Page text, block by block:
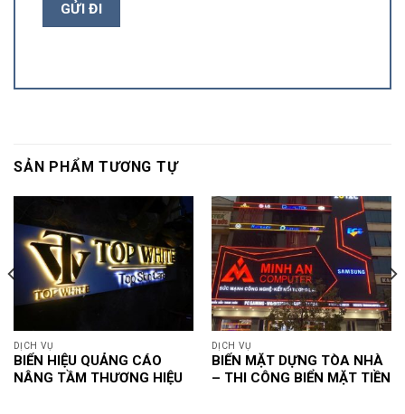
SẢN PHẨM TƯƠNG TỰ
DỊCH VỤ
BIỂN HIỆU QUẢNG CÁO
NÂNG TẦM THƯƠNG HIỆU
DỊCH VỤ
BIỂN MẶT DỰNG TÒA NHÀ
– THI CÔNG BIỂN MẶT TIỀN